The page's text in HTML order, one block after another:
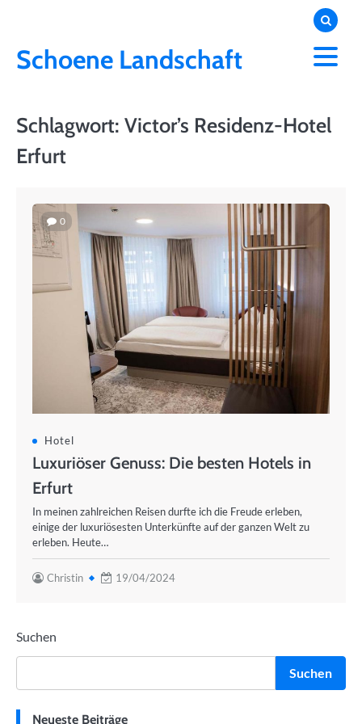
contentSchoene Landschaft
Schlagwort: Victor’s Residenz-Hotel
Erfurt
0
Hotel
Luxuriöser Genuss: Die besten Hotels in
Erfurt
In meinen zahlreichen Reisen durfte ich die Freude erleben,
einige der luxuriösesten Unterkünfte auf der ganzen Welt zu
erleben. Heute…
Christin 19/04/2024
Suchen
Suchen
Neueste Beiträge